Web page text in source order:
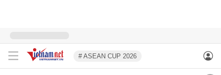
# ASEAN CUP 2026